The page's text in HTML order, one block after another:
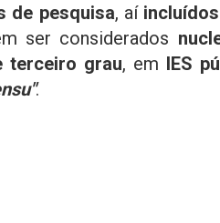
de pesquisa, aí
ser considerados
terceiro grau, em IES
.